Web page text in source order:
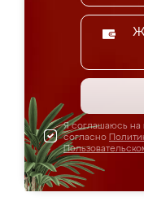
Я соглашаюсь на
согласно